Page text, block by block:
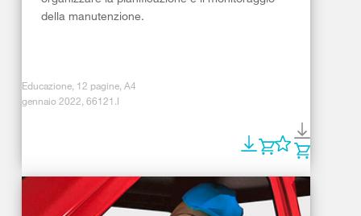
della manutenzione.
Educazione, 12 pagine, A4
gennaio 2022, 66121.I